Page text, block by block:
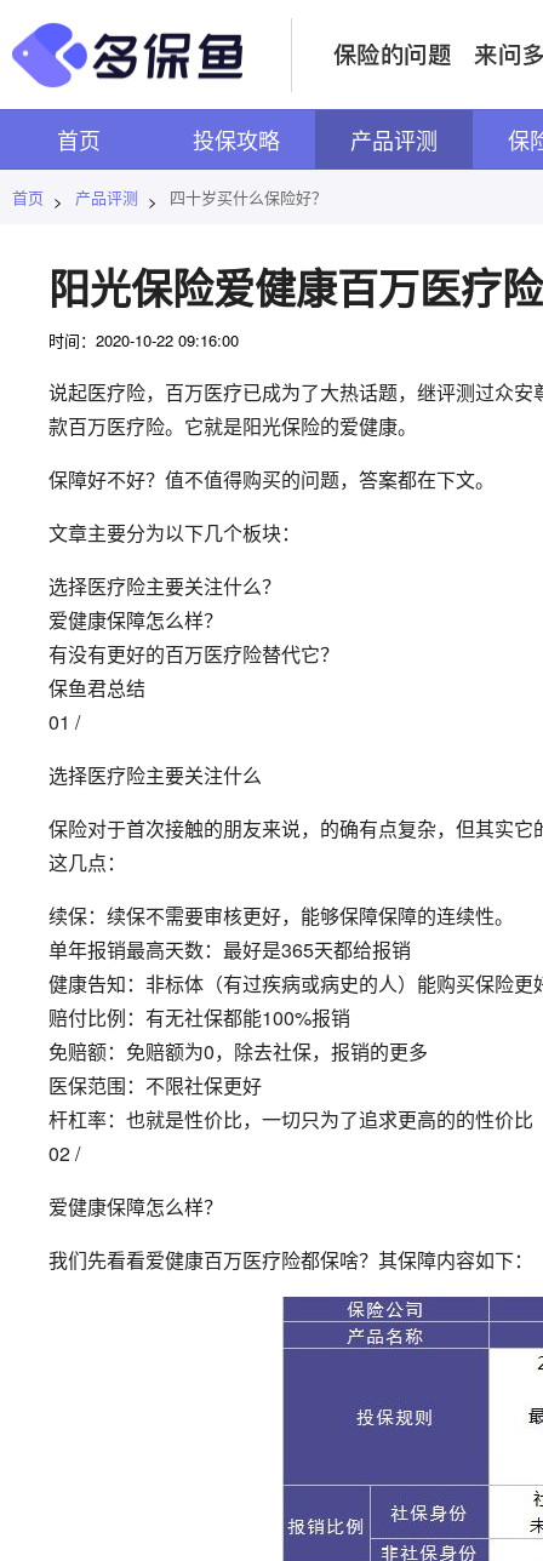
首页 投保攻略 产品评测 保
首页 > 产品评测 > 四十岁买什么保险好？
阳光保险爱健康百万医疗
时间：2020-10-22 09:16:00
说起医疗险，百万医疗已成为了大热话题，继评测过众
款百万医疗险。它就是阳光保险的爱健康。
保障好不好？值不值得购买的问题，答案都在下文。
文章主要分为以下几个板块：
选择医疗险主要关注什么？
爱健康保障怎么样？
有没有更好的百万医疗险替代它？
保鱼君总结
01 /
选择医疗险主要关注什么
保险对于首次接触的朋友来说，的确有点复杂，但其实
这几点：
续保：续保不需要审核更好，能够保障保障的连续性。
单年报销最高天数：最好是365天都给报销
健康告知：非标体（有过疾病或病史的人）能购买保险更
赔付比例：有无社保都能100%报销
免赔额：免赔额为0，除去社保，报销的更多
医保范围：不限社保更好
杆杠率：也就是性价比，一切只为了追求更高的的性价比
02 /
爱健康保障怎么样？
我们先看看爱健康百万医疗险都保啥？其保障内容如下：